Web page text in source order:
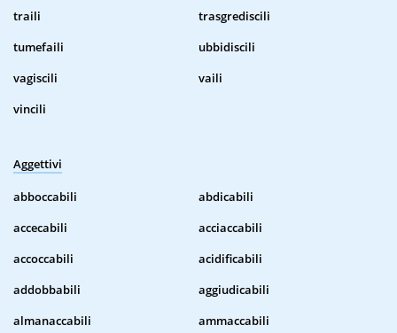
traili
trasgrediscili
tumefaili
ubbidiscili
vagiscili
vaili
vincili
Aggettivi
abboccabili
abdicabili
accecabili
acciaccabili
accoccabili
acidificabili
addobbabili
aggiudicabili
almanaccabili
ammaccabili